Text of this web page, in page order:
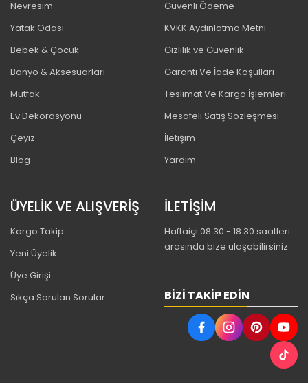
Nevresim
Yatak Odası
Bebek & Çocuk
Banyo & Aksesuarları
Mutfak
Ev Dekorasyonu
Çeyiz
Blog
Güvenli Ödeme
KVKK Aydınlatma Metni
Gizlilik ve Güvenlik
Garanti Ve İade Koşulları
Teslimat Ve Kargo İşlemleri
Mesafeli Satış Sözleşmesi
İletişim
Yardım
ÜYELİK VE ALIŞVERİŞ
Kargo Takip
Yeni Üyelik
Üye Girişi
Sıkça Sorulan Sorular
İLETİŞİM
Haftaiçi 08:30 - 18:30 saatleri
arasında bize ulaşabilirsiniz.
BIZI TAKIP EDIN